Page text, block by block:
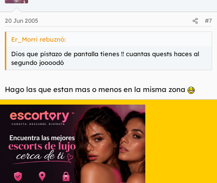
20 Jun 2005 #7
Er_Morri rebuznó:
Dios que pistazo de pantalla tienes !! cuantas quests haces al
segundo joooodó
Hago las que estan mas o menos en la misma zona